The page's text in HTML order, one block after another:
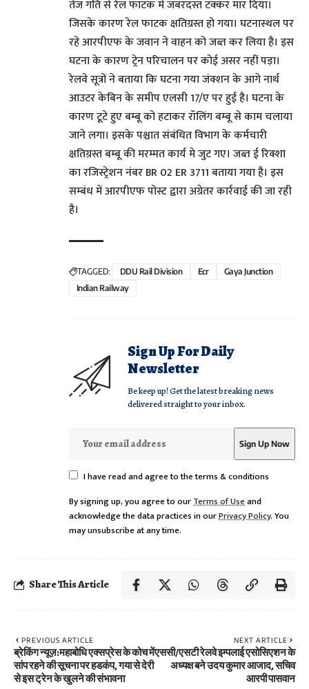
तेज गति से रेल फाटक में जबरदस्त टक्कर मार दिया।
जिसके कारण रेल फाटक क्षतिग्रस्त हो गया। घटनास्थल पर
रहे आरपीएफ के जवान ने वाहन को जब्त कर लिया है। इस
घटना के कारण ट्रेन परिचालन पर कोई असर नहीं पड़ा।
रेलवे सूत्रों ने बताया कि घटना गया जंक्शन के आगे नार्थ
आउटर केबिन के समीप एलसी 17/ए पर हुई है। घटना के
कारण टूटे हुए बम्बू को हटाकर रॉलिंग बम्बू से काम चलाया
जाने लगा। इसके पश्चात संबंधित विभाग के कर्मचारी
क्षतिग्रस्त बम्बू की मरम्मत कार्य मे जुट गए। जब्त ई रिक्शा
का रजिस्ट्रेशन नंबर BR 02 ER 3711 बताया गया है। इस
सम्बंध में आरपीएफ पोस्ट द्वारा अग्रेतर कार्रवाई की जा रही
है।
TAGGED: DDU Rail Division Ecr
Gaya Junction
Indian Railway
Sign Up For Daily
Newsletter
Be keep up! Get the latest breaking news
delivered straight to your inbox.
I have read and agree to the terms & conditions
By signing up, you agree to ourTerms of Useand
acknowledge the data practices in ourPrivacy Policy. You
may unsubscribe at any time.
Share This Article
PREVIOUS ARTICLE
ब्रेकिंग न्यूज़:महाबोधि एक्सप्रेस के कोच में
सांप रहने की सूचना पर हडकंप, गया से देरी
से इस ट्रेन के खुलने की संभावना
NEXT ARTICLE
एससी/एसटी रेलवे इम्पलाई एसोसिएशन के
अध्यक्ष बने उदय कुमार आजाद, सचिव
आरपी पासवान